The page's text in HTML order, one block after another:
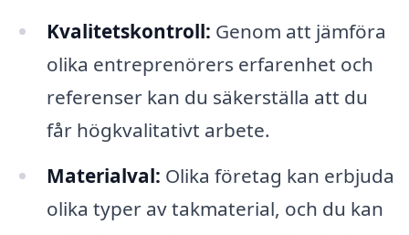
Kvalitetskontroll: Genom att jämföra
olika entreprenörers erfarenhet och
referenser kan du säkerställa att du
får högkvalitativt arbete.
Materialval: Olika företag kan erbjuda
olika typer av takmaterial, och du kan